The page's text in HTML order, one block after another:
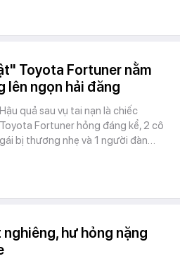
Toyota Fortuner nằm
lên ngọn hải đăng
Hậu quả sau vụ tai nạn là chiếc
Toyota Fortuner hỏng đáng kể, 2 cô
gái bị thương nhẹ và 1 người đàn…
hư hỏng nặng